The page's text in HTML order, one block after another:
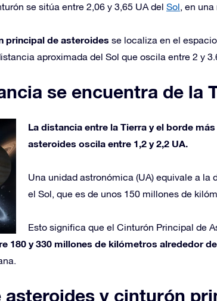
se sitúa entre 2,06 y 3,65 UA del Sol, en
principal de asteroides se localiza en el
aproximada del Sol que oscila entre 2 y
se encuentra de la
La distancia entre la Tierra y el borde
asteroides oscila entre 1,2 y 2,2 UA.
Una unidad astronómica (UA) equivale a la
el Sol, que es de unos 150 millones de
Esto significa que el Cinturón Principal de
180 y 330 millones de kilómetros alrededor
asteroides y cinturón